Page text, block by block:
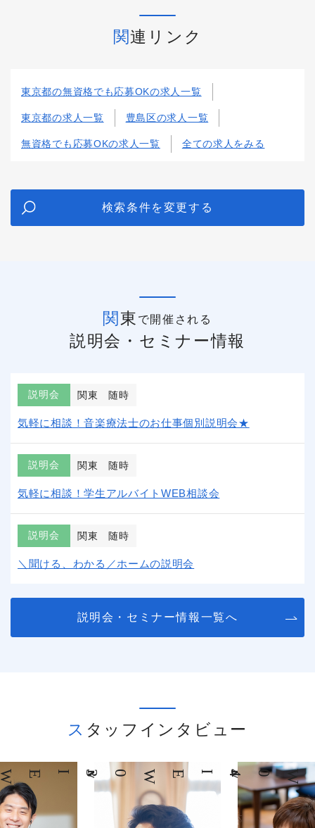
関連リンク
東京都の無資格でも応募OKの求人一覧
東京都の求人一覧 豊島区の求人一覧
無資格でも応募OKの求人一覧 全ての求人をみる
検索条件を変更する
関東 で開催される
説明会・セミナー情報
説明会 関東 随時
気軽に相談！音楽療法士のお仕事個別説明会★
説明会 関東 随時
気軽に相談！学生アルバイトWEB相談会
説明会 関東 随時
＼聞ける、わかる／ホームの説明会
説明会・セミナー情報一覧へ
スタッフインタビュー
INTERVIEW INTERVIEW
03 04